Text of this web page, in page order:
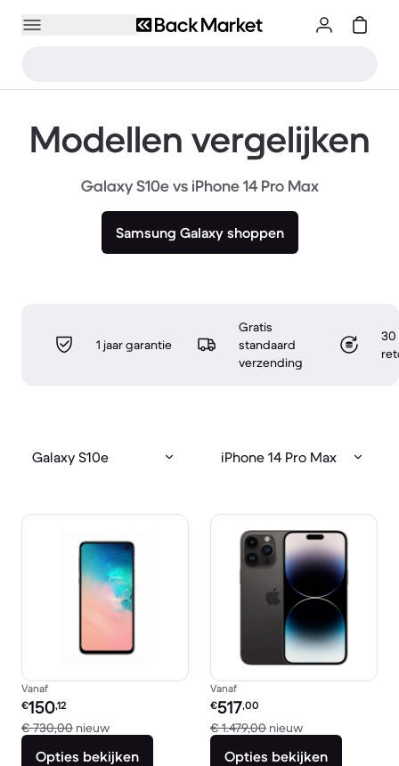
Modellen vergelijken
Galaxy S10e vs iPhone 14 Pro Max
Samsung Galaxy shoppen
1 jaar garantie
Gratis
standaard
verzending
30
Galaxy S10e iPhone 14 Pro Max
Vanaf
Refurbished prijs:
€150,12
€ 730,00 nieuwVergeleken met € 730,00 nieuw
Opties bekijken
Vanaf
Refurbished prijs:
€517,00
€ 1.479,00 nieuwVergeleken met
Opties bekijken